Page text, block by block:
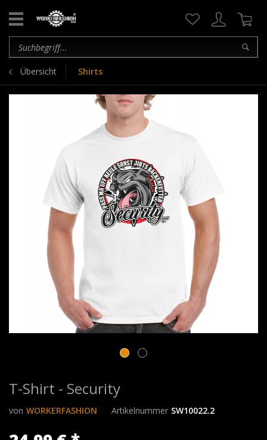
Übersicht Shirts
T-Shirt - Security
von WORKERFASHION Artikelnummer SW10022.2